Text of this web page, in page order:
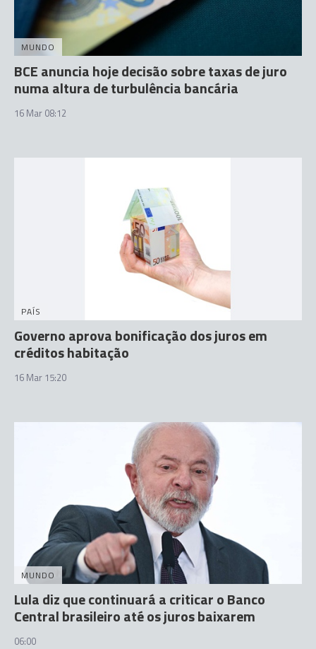
MUNDO
BCE anuncia hoje decisão sobre taxas de juro
numa altura de turbulência bancária
16 Mar 08:12
PAÍS
Governo aprova bonificação dos juros em
créditos habitação
16 Mar 15:20
MUNDO
Lula diz que continuará a criticar o Banco
Central brasileiro até os juros baixarem
06:00